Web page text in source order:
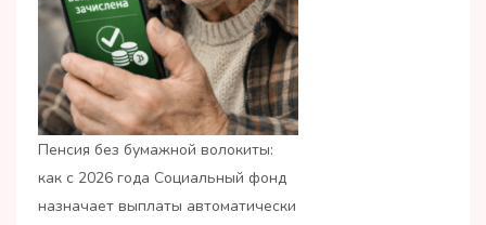
Пенсия без бумажной волокиты:
как с 2026 года Социальный фонд
назначает выплаты автоматически